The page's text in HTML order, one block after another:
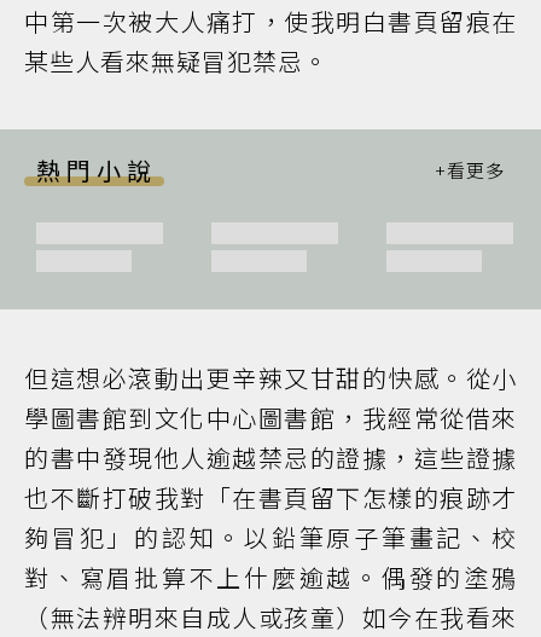
中第一次被大人痛打，使我明白書頁留痕在
某些人看來無疑冒犯禁忌。
熱門小說
但這想必滾動出更辛辣又甘甜的快感。從小
學圖書館到文化中心圖書館，我經常從借來
的書中發現他人逾越禁忌的證據，這些證據
也不斷打破我對「在書頁留下怎樣的痕跡才
夠冒犯」的認知。以鉛筆原子筆畫記、校
對、寫眉批算不上什麼逾越。偶發的塗鴉
（無法辨明來自成人或孩童）如今在我看來